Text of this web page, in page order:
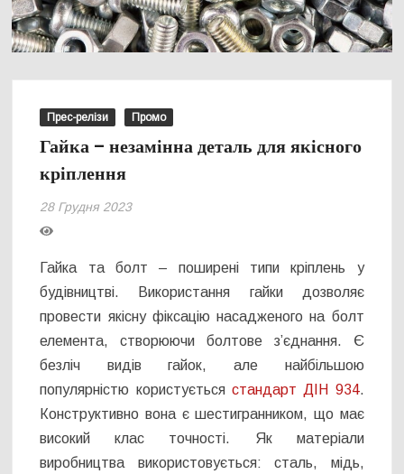
Прес-релізи Промо
Гайка – незамінна деталь для якісного
кріплення
28 Грудня 2023
Гайка та болт – поширені типи кріплень у
будівництві. Використання гайки дозволяє
провести якісну фіксацію насадженого на болт
елемента, створюючи болтове з’єднання. Є
безліч видів гайок, але найбільшою
популярністю користується стандарт ДІН 934.
Конструктивно вона є шестигранником, що має
високий клас точності. Як матеріали
виробництва використовується: сталь, мідь,